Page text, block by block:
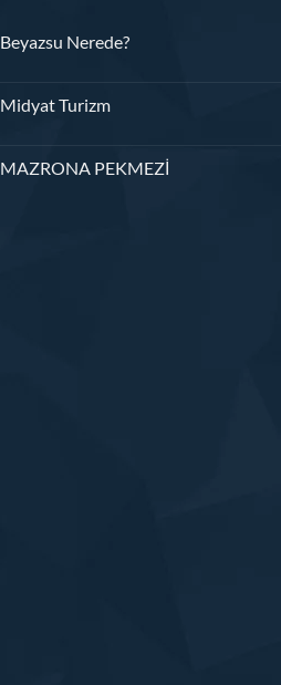
Beyazsu Nerede?
Midyat Turizm
MAZRONA PEKMEZİ